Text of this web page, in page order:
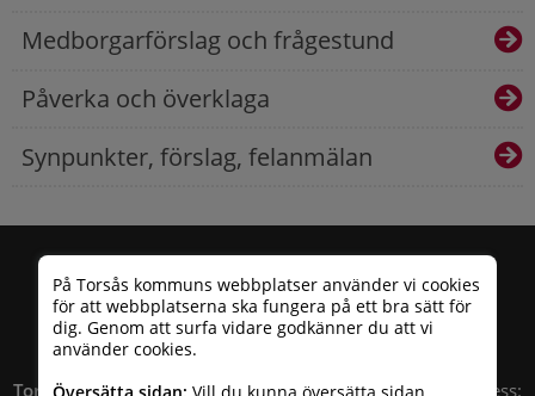
På Torsås kommuns webbplatser använder vi cookies
för att webbplatserna ska fungera på ett bra sätt för
dig. Genom att surfa vidare godkänner du att vi
använder cookies.
Medborgarförslag och frågestund
Påverka och överklaga
Synpunkter, förslag, felanmälan
Torsås kommun| Besöksadress: Allfargatan 26 | Postadress: